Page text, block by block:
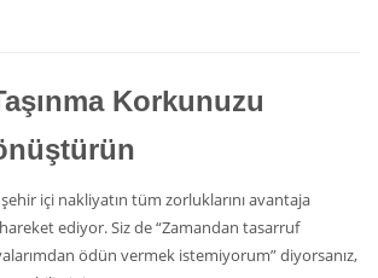
Korkunuzu
şehir içi nakliyatın tüm zorluklarını avantaja
ediyor. Siz de “Zamandan tasarruf
ödün vermek istemiyorum” diyorsanız,